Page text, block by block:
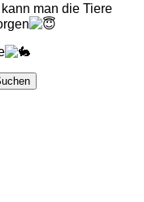
man die Tiere